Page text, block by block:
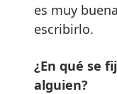
es muy
escribirlo.
¿En qué se
alguien?